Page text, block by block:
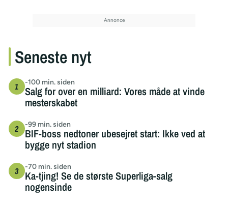
Seneste nyt
-100 min. siden
Salg for over en milliard: Vores måde at vinde
mesterskabet
-99 min. siden
BIF-boss nedtoner ubesejret start: Ikke ved at
bygge nyt stadion
-70 min. siden
Ka-tjing! Se de største Superliga-salg
nogensinde